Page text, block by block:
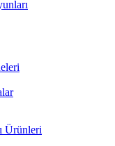
Ürünleri